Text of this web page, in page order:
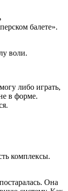
балете».
воли.
либо играть,
в форме.
комплексы.
Она